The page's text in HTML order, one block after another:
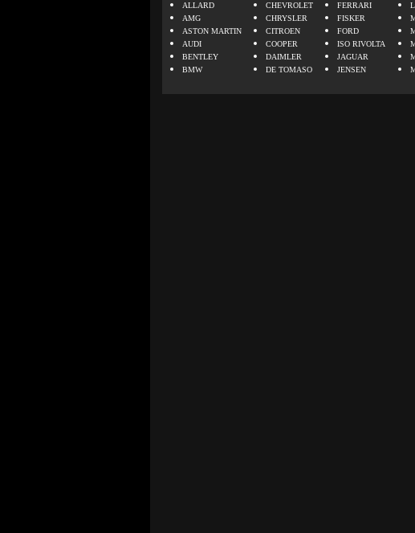
ALLARD
AMG
ASTON MARTIN
AUDI
BENTLEY
BMW
CHEVROLET
CHRYSLER
CITROEN
COOPER
DAIMLER
DE TOMASO
FERRARI
FISKER
FORD
ISO RIVOLTA
JAGUAR
JENSEN